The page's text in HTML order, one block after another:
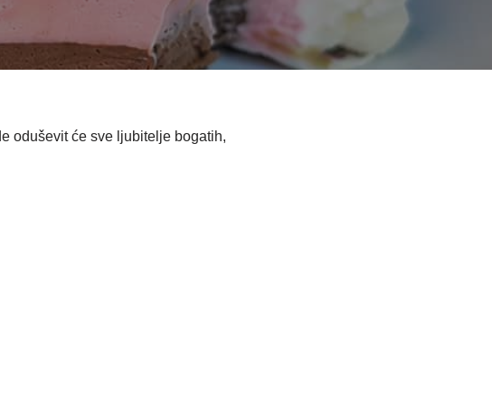
oduševit će sve ljubitelje bogatih,